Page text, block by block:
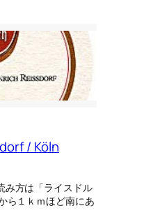
/ Köln
み方は「ライスドル
ら１ｋｍほど南にあ